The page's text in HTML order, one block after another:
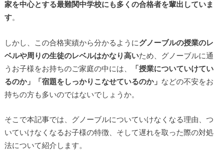
▶
家を中心とする最難関中学校にも多くの合格者を輩出していま
す。
しかし、この合格実績から分かるように グノーブルの授業のレ
ベルや周りの生徒のレベルはかなり高いため、グノーブルに通
うお子様をお持ちのご家庭の中には、
「授業についていけてい
るのか」「宿題をしっかりこなせているのか」 などの不安をお
持ちの方も多いのではないでしょうか。
そこで本記事では、グノーブルについていけなくなる理由、つ
いていけなくなるお子様の特徴、そして遅れを取った際の対処
法について紹介します。